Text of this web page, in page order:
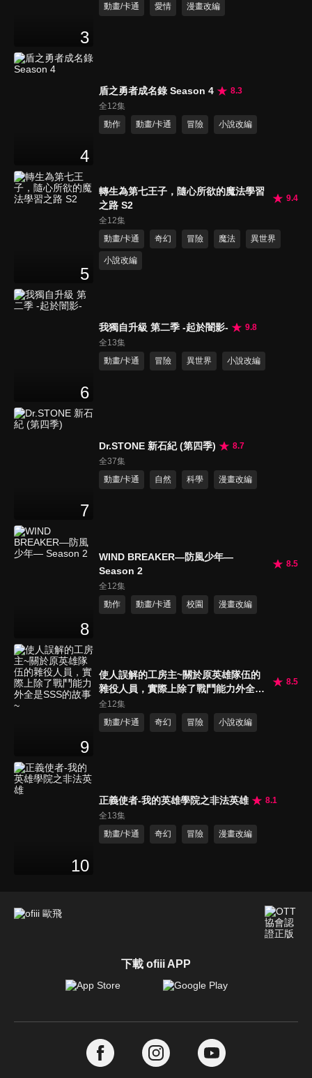
3
動畫/卡通
愛情 漫畫改編
4
盾之勇者成名錄 Season 4
8.3
全12集
動作
動畫/卡通 冒險 小說改編
5
轉生為第七王子，隨心所欲的魔法學習
之路 S2
9.4
全12集
動畫/卡通
奇幻 冒險 魔法 異世界
小說改編
6
我獨自升級 第二季 -起於闇影-
9.8
全13集
動畫/卡通
冒險 異世界 小說改編
7
Dr.STONE 新石紀 (第四季)
8.7
全37集
動畫/卡通
自然 科學 漫畫改編
8
WIND BREAKER—防風少年—
Season 2
8.5
全12集
動作
動畫/卡通 校園 漫畫改編
9
使人誤解的工房主~關於原英雄隊伍的
雜役人員，實際上除了戰鬥能力外全是
SSS的故事~
8.5
全12集
動畫/卡通
奇幻 冒險 小說改編
10
正義使者-我的英雄學院之非法英雄
8.1
全13集
動畫/卡通
奇幻 冒險 漫畫改編
下載 ofiii APP